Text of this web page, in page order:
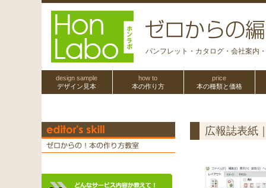
パンフレット・カタログ・会社案内
design sample
デザイン見本
how to
本の作り方
price
本の種類と価格
広報誌表紙